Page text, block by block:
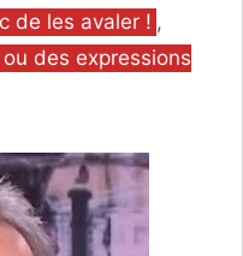
de les avaler ! ,
des expressions